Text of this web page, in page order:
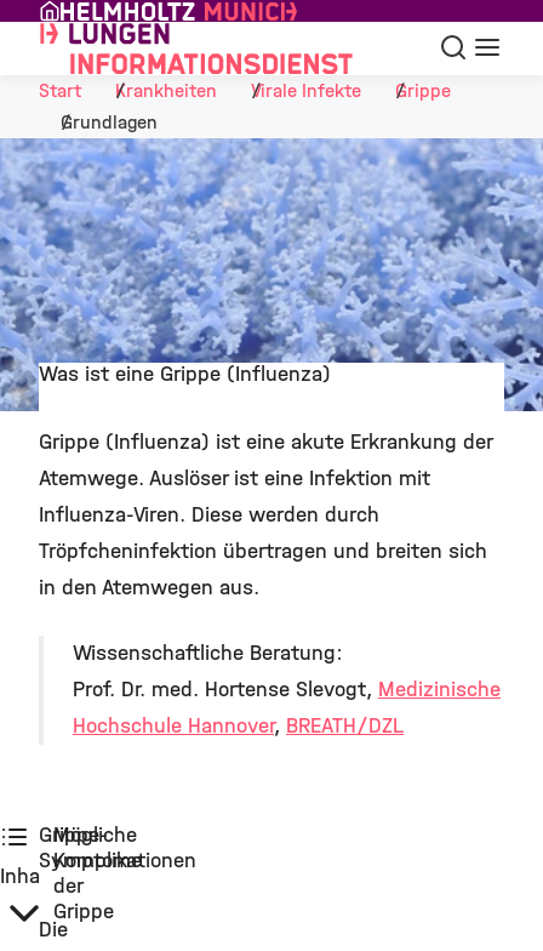
Skip to Content
Suche
Start
Krankheiten Virale Infekte
Grippe
Grundlagen
Was ist eine Grippe (Influenza)
Grippe (Influenza) ist eine akute Erkrankung der
Atemwege. Auslöser ist eine Infektion mit
Influenza-Viren. Diese werden durch
Tröpfcheninfektion übertragen und breiten sich
in den Atemwegen aus.
Wissenschaftliche Beratung:
Prof. Dr. med. Hortense Slevogt, Medizinische
Hochschule Hannover, BREATH/DZL
Inhalt:
Grippe-
Symptome
Die
Mögliche
Komplikationen
der
Grippe